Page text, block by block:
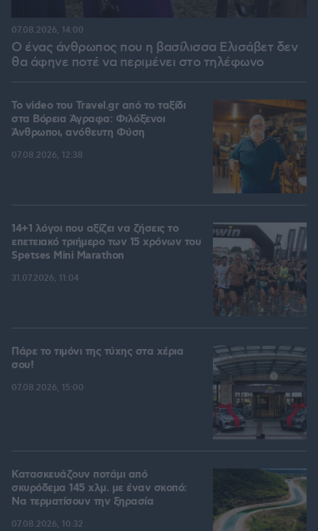
Ο ένας άνθρωπος που η βασίλισσα Ελισάβετ δεν
θα άφηνε ποτέ να περιμένει στο τηλέφωνο
07.08.2026, 14:00
To video του Travel.gr από το ταξίδι
στα Βόρεια Άγραφα: Φιλόξενοι
Άνθρωποι, ανόθευτη Φύση
07.08.2026, 12:38
14+1 λόγοι που αξίζει να ζήσεις το
επετειακό τριήμερο των 15 χρόνων του
Spetses Mini Marathon
31.07.2026, 11:04
Πάρε το τιμόνι της τύχης στα χέρια
σου!
07.08.2026, 15:00
Κατασκευάζουν ποτάμι από
σκυρόδεμα 145 χλμ. με έναν σκοπό:
Να τερματίσουν την ξηρασία
07.08.2026, 10:32